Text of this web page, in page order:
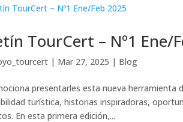
TourCert – Nº1 Ene/
| Mar 27, 2025 | Blog
presentarles esta nueva herramienta
turística, historias inspiradoras,
En esta primera edición,...